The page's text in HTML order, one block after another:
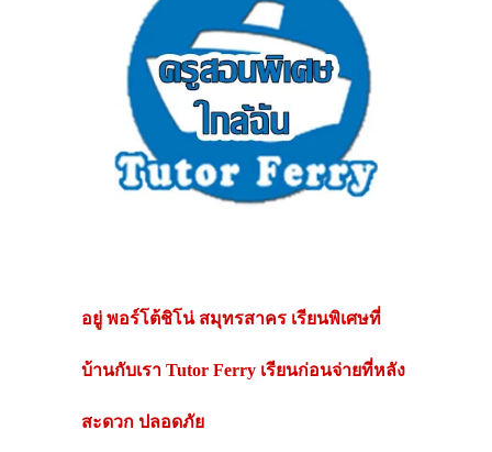
อยู่ พอร์โต้ชิโน่ สมุทรสาคร เรียนพิเศษที่
บ้านกับเรา Tutor Ferry เรียนก่อนจ่ายที่หลัง
สะดวก ปลอดภัย